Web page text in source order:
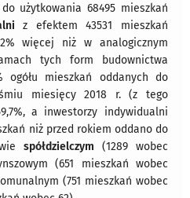
użytkowania 68495 mieszkań
z efektem 43531 mieszkań
więcej niż w analogicznym
tych form budownictwa
ogółu mieszkań oddanych do
miesięcy 2018 r. (z tego
a inwestorzy indywidualni
niż przed rokiem oddano do
spółdzielczym (1289 wobec
(651 mieszkań wobec
(751 mieszkań wobec